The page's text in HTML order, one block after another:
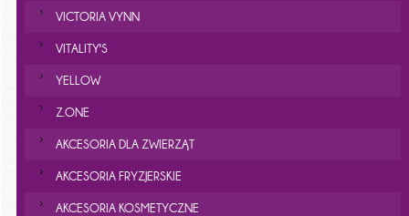
VICTORIA VYNN
VITALITY'S
YELLOW
Z.ONE
AKCESORIA DLA ZWIERZĄT
AKCESORIA FRYZJERSKIE
AKCESORIA KOSMETYCZNE